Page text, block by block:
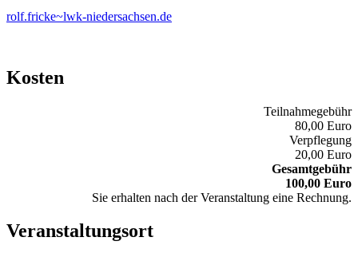
rolf.fricke~lwk-niedersachsen.de
Kosten
Teilnahmegebühr
80,00 Euro
Verpflegung
20,00 Euro
Gesamtgebühr
100,00 Euro
Sie erhalten nach der Veranstaltung eine Rechnung.
Veranstaltungsort